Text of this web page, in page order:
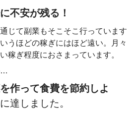
不安が残る！
じて副業もそこそこ行っています
うほどの稼ぎにはほど遠い。月々
稼ぎ程度におさまっています。
…
作って食費を節約しよ
達しました。